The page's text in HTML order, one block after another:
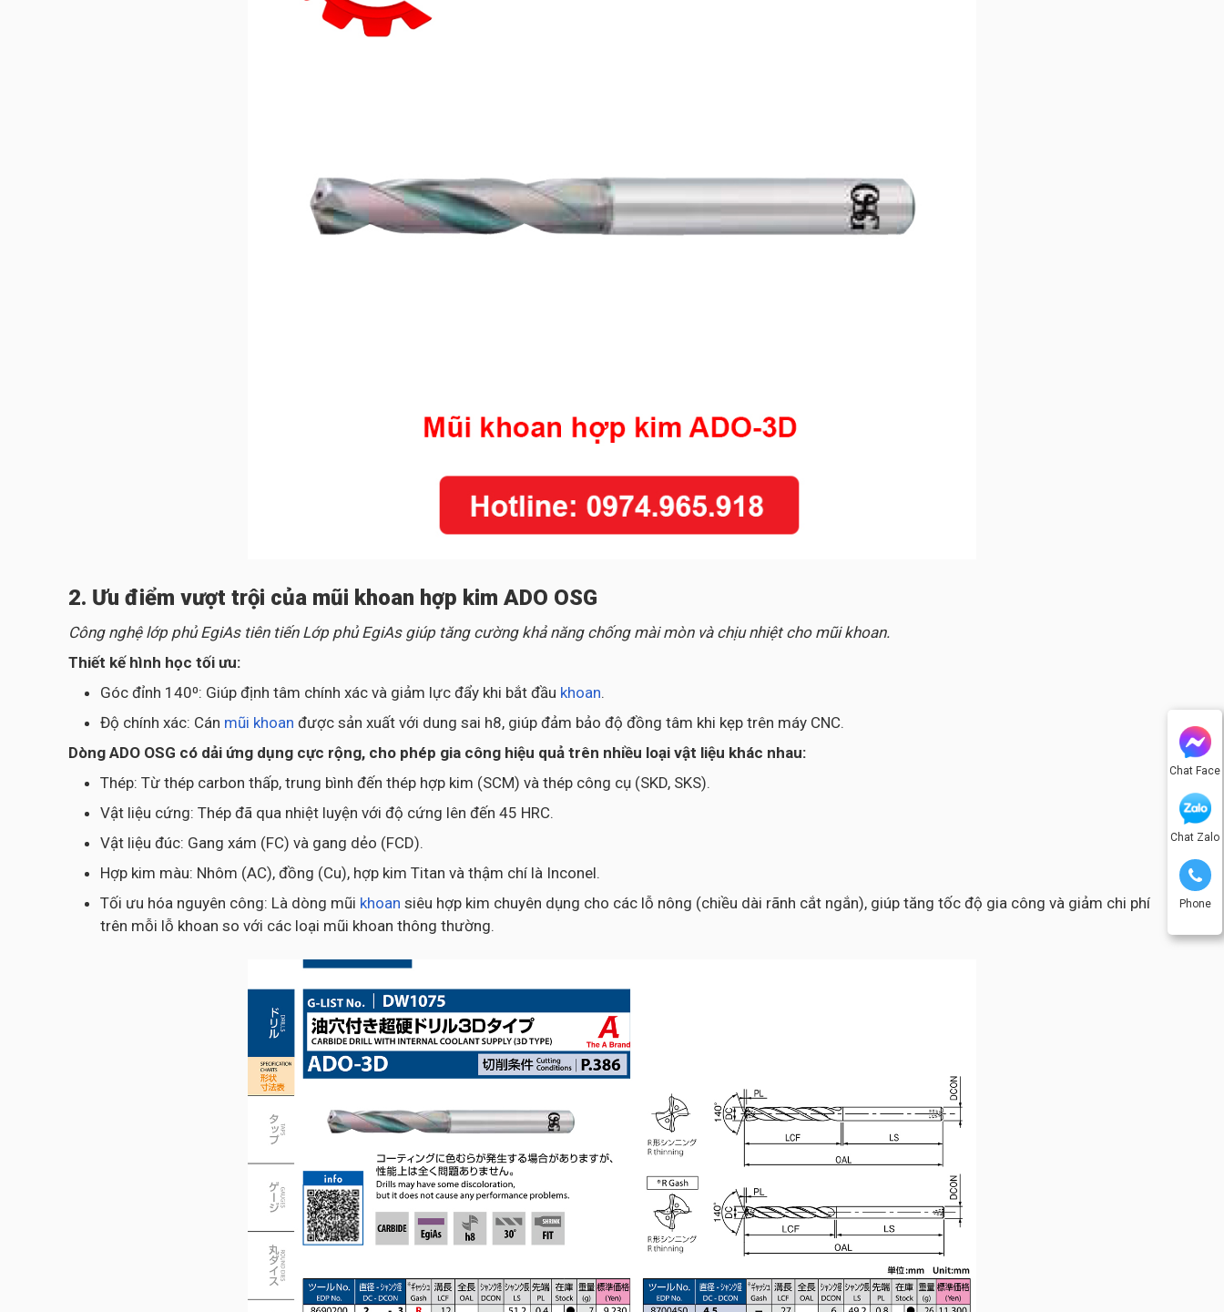
Chat Face
Chat Zalo
Phone
2. Ưu điểm vượt trội của mũi khoan hợp kim ADO OSG
Công nghệ lớp phủ EgiAs tiên tiến Lớp phủ EgiAs giúp tăng cường khả năng chống mài mòn và chịu nhiệt cho mũi khoan.
Thiết kế hình học tối ưu:
Góc đỉnh 140⁰: Giúp định tâm chính xác và giảm lực đẩy khi bắt đầu khoan.
Độ chính xác: Cán mũi khoan được sản xuất với dung sai h8, giúp đảm bảo độ đồng tâm khi kẹp trên máy CNC.
Dòng ADO OSG có dải ứng dụng cực rộng, cho phép gia công hiệu quả trên nhiều loại vật liệu khác nhau:
Thép: Từ thép carbon thấp, trung bình đến thép hợp kim (SCM) và thép công cụ (SKD, SKS).
Vật liệu cứng: Thép đã qua nhiệt luyện với độ cứng lên đến 45 HRC.
Vật liệu đúc: Gang xám (FC) và gang dẻo (FCD).
Hợp kim màu: Nhôm (AC), đồng (Cu), hợp kim Titan và thậm chí là Inconel.
Tối ưu hóa nguyên công: Là dòng mũi khoan siêu hợp kim chuyên dụng cho các lỗ nông (chiều dài rãnh cắt ngắn), giúp tăng tốc độ gia công và giảm chi phí
trên mỗi lỗ khoan so với các loại mũi khoan thông thường.